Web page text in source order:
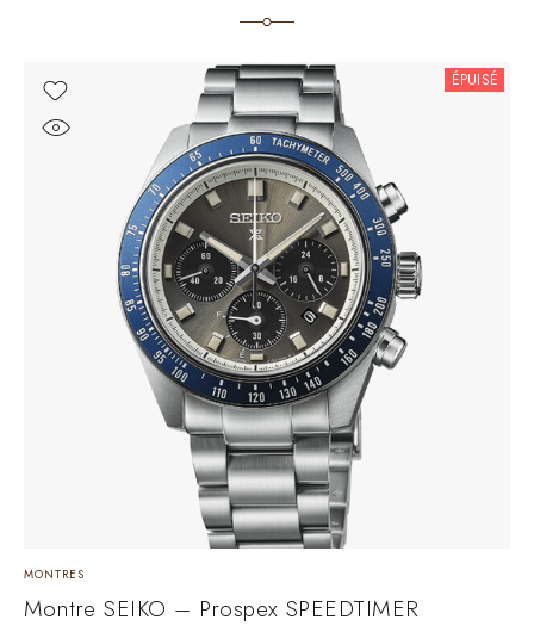
ÉPUISÉ
MONTRES
Montre SEIKO – Prospex SPEEDTIMER